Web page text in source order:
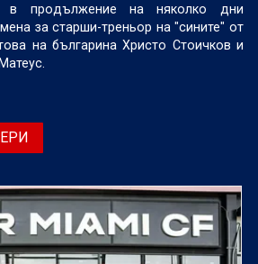
в продължение на няколко дни
за старши-треньор на "сините" от
на българина Христо Стоичков и